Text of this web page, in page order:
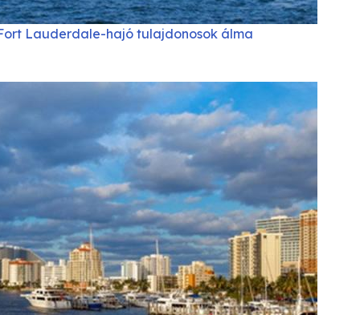
Lauderdale-hajó tulajdonosok álma